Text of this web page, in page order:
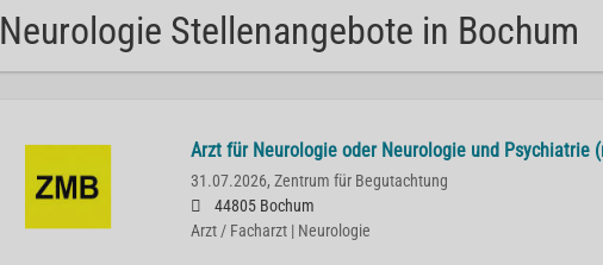
Neurologie Stellenangebote in Bochum
Arzt für Neurologie oder Neurologie und Psychiatrie
31.07.2026, Zentrum für Begutachtung
44805 Bochum
Arzt / Facharzt | Neurologie